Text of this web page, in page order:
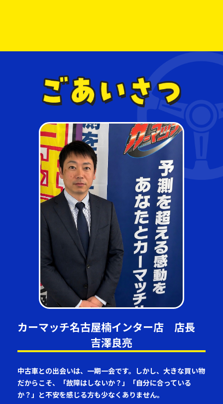
カーマッチ名古屋楠インター店 店長
吉澤良亮
中古車との出会いは、一期一会です。しかし、大きな買い物
だからこそ、「故障はしないか？」「自分に合っている
か？」と不安を感じる方も少なくありません。